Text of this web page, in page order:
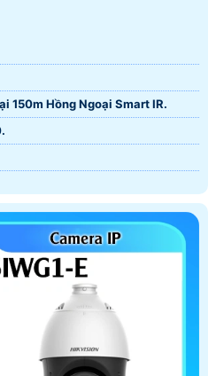
150m Hồng Ngoại Smart IR.